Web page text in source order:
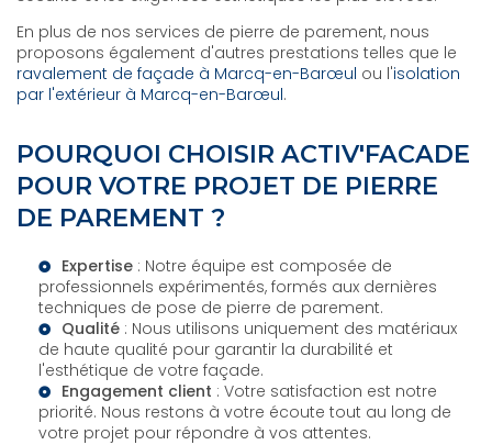
En plus de nos services de pierre de parement, nous
proposons également d'autres prestations telles que le
ravalement de façade à Marcq-en-Barœul ou l'isolation
par l'extérieur à Marcq-en-Barœul.
POURQUOI CHOISIR ACTIV'FACADE
POUR VOTRE PROJET DE PIERRE
DE PAREMENT ?
Expertise : Notre équipe est composée de
professionnels expérimentés, formés aux dernières
techniques de pose de pierre de parement.
Qualité : Nous utilisons uniquement des matériaux
de haute qualité pour garantir la durabilité et
l'esthétique de votre façade.
Engagement client : Votre satisfaction est notre
priorité. Nous restons à votre écoute tout au long de
votre projet pour répondre à vos attentes.